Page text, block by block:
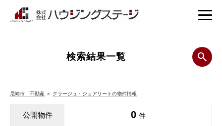
検索結果一覧
尼崎市 不動産 ＞ クラージュ・ジョアリートの物件情報
公開物件 0 件